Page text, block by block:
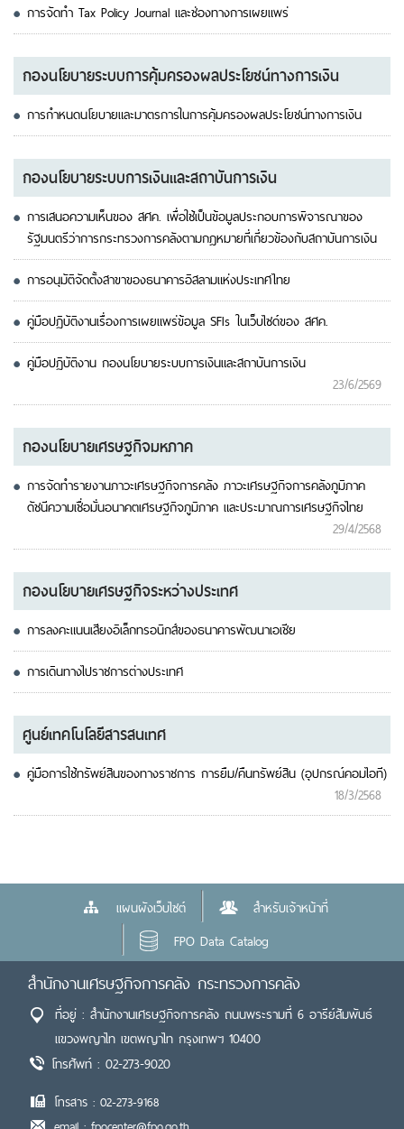
การจัดทำ Tax Policy Journal และช่องทางการเผยแพร่
กองนโยบายระบบการคุ้มครองผลประโยชน์ทางการเงิน
การกำหนดนโยบายและมาตรการในการคุ้มครองผลประโยชน์ทางการเงิน
กองนโยบายระบบการเงินและสถาบันการเงิน
การเสนอความเห็นของ สศค. เพื่อใช้เป็นข้อมูลประกอบการพิจารณาของ
รัฐมนตรีว่าการกระทรวงการคลังตามกฎหมายที่เกี่ยวข้องกับสถาบันการเงิน
การอนุมัติจัดตั้งสาขาของธนาคารอิสลามแห่งประเทศไทย
คู่มือปฏิบัติงานเรื่องการเผยแพร่ข้อมูล SFIs ในเว็บไซด์ของ สศค.
คู่มือปฏิบัติงาน กองนโยบายระบบการเงินและสถาบันการเงิน
23/6/2569
กองนโยบายเศรษฐกิจมหภาค
การจัดทำรายงานภาวะเศรษฐกิจการคลัง ภาวะเศรษฐกิจการคลังภูมิภาค
ดัชนีความเชื่อมั่นอนาคตเศรษฐกิจภูมิภาค และประมาณการเศรษฐกิจไทย
29/4/2568
กองนโยบายเศรษฐกิจระหว่างประเทศ
การลงคะแนนเสียงอิเล็กทรอนิกส์ของธนาคารพัฒนาเอเชีย
การเดินทางไปราชการต่างประเทศ
ศูนย์เทคโนโลยีสารสนเทศ
คู่มือการใช้ทรัพย์สินของทางราชการ การยืม/คืนทรัพย์สิน (อุปกรณ์คอมไอที)
18/3/2568
แผนผังเว็บไซต์
สำหรับเจ้าหน้าที่
FPO Data Catalog
สำนักงานเศรษฐกิจการคลัง กระทรวงการคลัง
ที่อยู่ : สำนักงานเศรษฐกิจการคลัง ถนนพระรามที่ 6 อารีย์สัมพันธ์
แขวงพญาไท เขตพญาไท กรุงเทพฯ 10400
โทรศัพท์ : 02-273-9020
โทรสาร : 02-273-9168